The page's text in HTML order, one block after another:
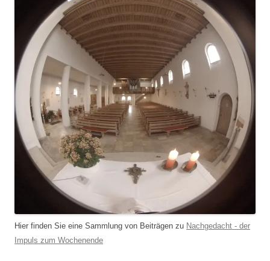
Hier finden Sie eine Sammlung von Beiträgen zu Nachgedacht - der
Impuls zum Wochenende